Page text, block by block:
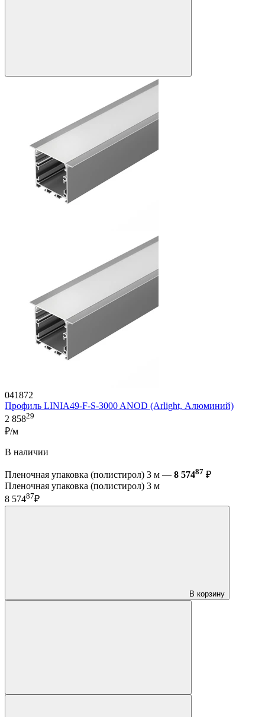
041872
Профиль LINIA49-F-S-3000 ANOD (Arlight, Алюминий)
2 85829
₽/м
В наличии
Пленочная упаковка (полистирол) 3 м — 8 57487 ₽
Пленочная упаковка (полистирол) 3 м
8 57487₽
В корзину